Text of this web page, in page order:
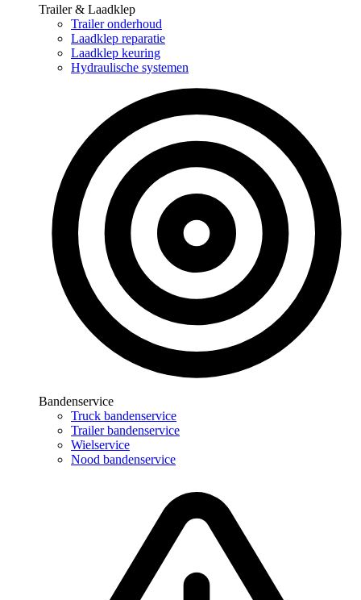
Trailer & Laadklep
Trailer onderhoud
Laadklep reparatie
Laadklep keuring
Hydraulische systemen
Bandenservice
Truck bandenservice
Trailer bandenservice
Wielservice
Nood bandenservice